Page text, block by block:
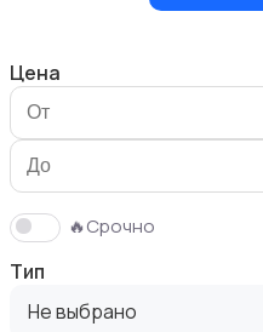
Акустика, колонки,
Цена
🔥Срочно
Тип
Не выбрано